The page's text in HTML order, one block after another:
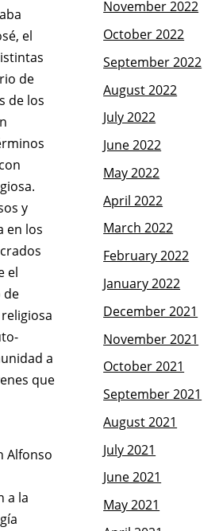
el
de
de los
y
en los
el
de
a
que
Alfonso
a la
November 2022
October 2022
September 2022
August 2022
July 2022
June 2022
May 2022
April 2022
March 2022
February 2022
January 2022
December 2021
November 2021
October 2021
September 2021
August 2021
July 2021
June 2021
May 2021